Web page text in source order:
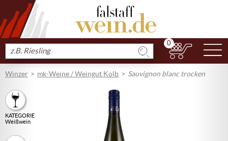
Produkt
suchen
0
Winzer mk-Weine / Weingut Kolb Sauvignon blanc trocken
KATEGORIE
Weißwein